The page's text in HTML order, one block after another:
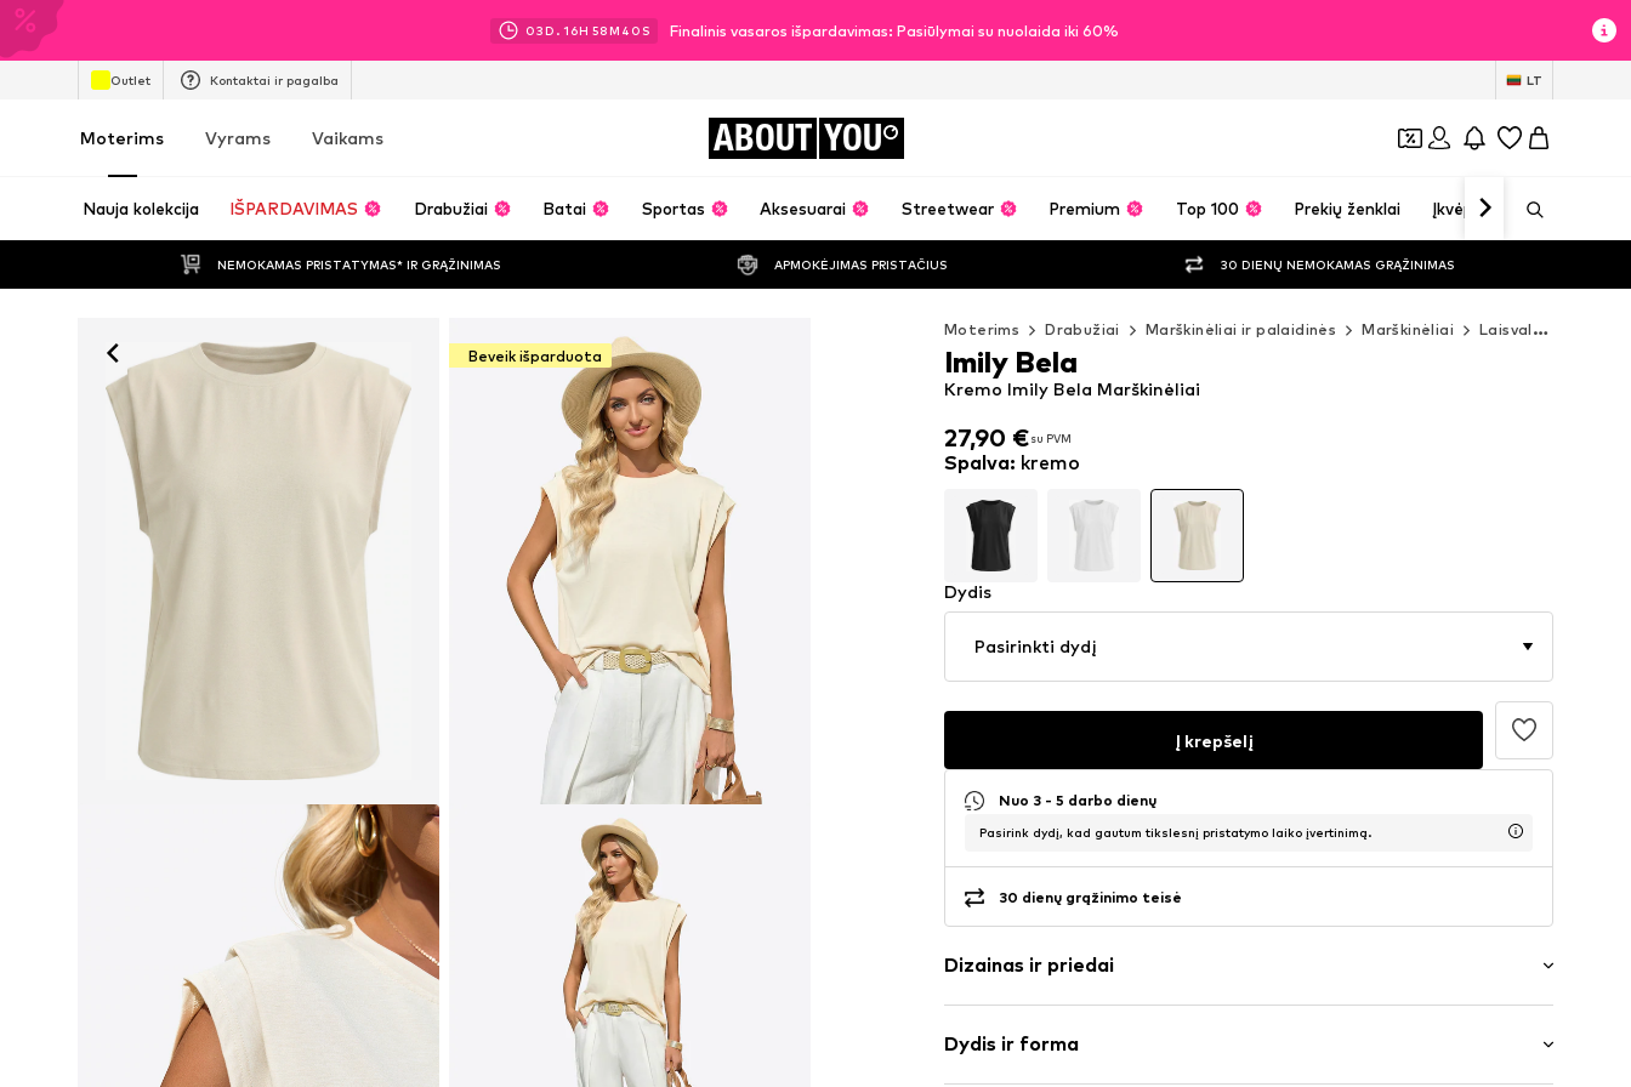
03D. 16H 58M 39 S Finalinis vasaros išpardavimas: Pasiūlymai su nuolaida iki 60%
Outlet Kontaktai ir pagalba LT
Moterims Vyrams Vaikams ABOUT YOU
Nauja kolekcija IŠPARDAVIMAS Drabužiai Batai Sportas Aksesuarai Streetwear Premium Top 100 Prekių ženklai Įkvėpimas
NEMOKAMAS PRISTATYMAS* IR GRĄŽINIMAS APMOKĖJIMAS PRISTAČIUS 30 DIENŲ NEMOKAMAS GRĄŽINIMAS
Beveik išparduota
Moterims Drabužiai Marškinėliai ir palaidinės Marškinėliai Laisvalaikio marškinėliai
27,90 €su PVM
27,90 €su PVM
Kremo Imily Bela Marškinėliai
Imily Bela
Spalva: kremo
Dydis
Pasirinkti dydį
Į krepšelį
Nuo 3 - 5 darbo dienų
Pasirink dydį, kad gautum tikslesnį pristatymo laiko įvertinimą.
30 dienų grąžinimo teisė
Dizainas ir priedai
plonas trikotažas
Apskrita kaklo iškirptė
Dydis ir forma